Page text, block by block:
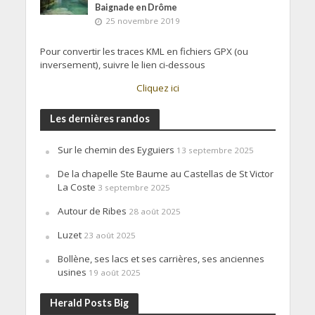
Baignade en Drôme
25 novembre 2019
Pour convertir les traces KML en fichiers GPX (ou
inversement), suivre le lien ci-dessous
Cliquez ici
Les dernières randos
Sur le chemin des Eyguiers 13 septembre 2025
De la chapelle Ste Baume au Castellas de St Victor
La Coste 3 septembre 2025
Autour de Ribes 28 août 2025
Luzet 23 août 2025
Bollène, ses lacs et ses carrières, ses anciennes
usines 19 août 2025
Herald Posts Big